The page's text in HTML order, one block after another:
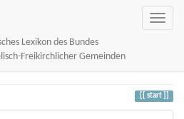
Lexikon des Bundes
Freikirchlicher Gemeinden
start